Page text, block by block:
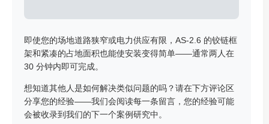
即使您的场地道路狭窄或电力供应有限，AS-2.6 的铰链框
架和紧凑的占地面积也能使安装变得简单——通常两人在
30 分钟内即可完成。
想知道其他人是如何解决类似问题的吗？请在下方评论区
分享您的经验——我们会阅读每一条留言，您的经验可能
会被收录到我们的下一个案例研究中。